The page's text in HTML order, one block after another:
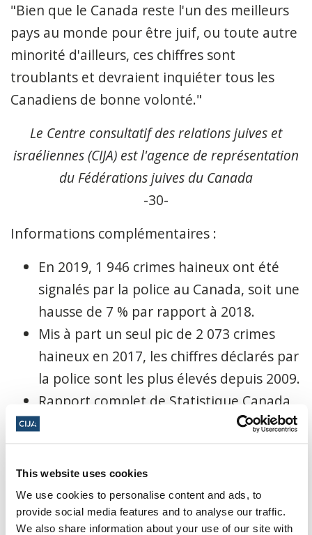
This website uses cookies
We use cookies to personalise content and ads, to
provide social media features and to analyse our traffic.
We also share information about your use of our site with
"Bien que le Canada reste l'un des meilleurs
pays au monde pour être juif, ou toute autre
minorité d'ailleurs, ces chiffres sont
troublants et devraient inquiéter tous les
Canadiens de bonne volonté."
Le Centre consultatif des relations juives et
israéliennes (CIJA) est l'agence de représentation
du Fédérations juives du Canada
-30-
Informations complémentaires :
En 2019, 1 946 crimes haineux ont été
signalés par la police au Canada, soit une
hausse de 7 % par rapport à 2018.
Mis à part un seul pic de 2 073 crimes
haineux en 2017, les chiffres déclarés par
la police sont les plus élevés depuis 2009.
Rapport complet de Statistique Canada
https://www150.statcan.gc.ca/n1/en/cata
logue/85-002-X202100100002
Infographic: